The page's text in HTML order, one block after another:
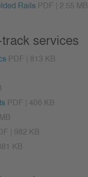
Rails PDF | 2.55 MB
services
PDF | 813 KB
PDF | 406 KB
| 982 KB
KB